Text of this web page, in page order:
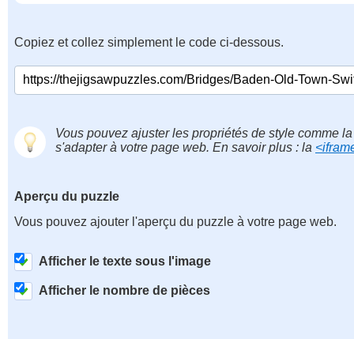
Copiez et collez simplement le code ci-dessous.
Vous pouvez ajuster les propriétés de style comme
s'adapter à votre page web. En savoir plus : la
Aperçu du puzzle
Vous pouvez ajouter l'aperçu du puzzle à votre page web.
Afficher le texte sous l'image
Afficher le nombre de pièces